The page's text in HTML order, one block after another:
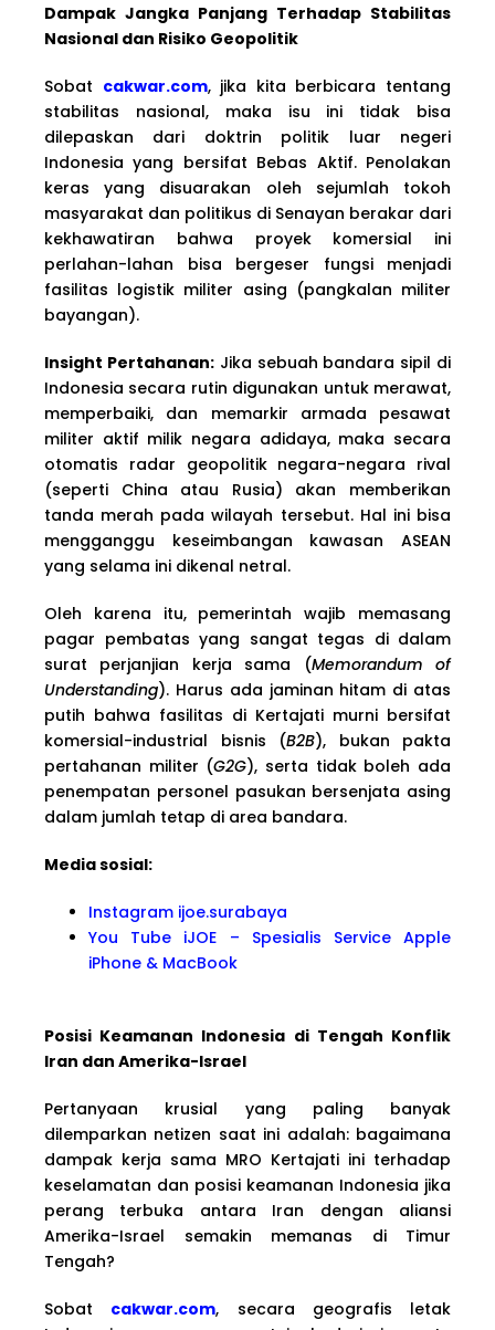
Dampak Jangka Panjang Terhadap Stabilitas
Nasional dan Risiko Geopolitik
Sobat cakwar.com, jika kita berbicara tentang
stabilitas nasional, maka isu ini tidak bisa
dilepaskan dari doktrin politik luar negeri
Indonesia yang bersifat Bebas Aktif. Penolakan
keras yang disuarakan oleh sejumlah tokoh
masyarakat dan politikus di Senayan berakar dari
kekhawatiran bahwa proyek komersial ini
perlahan-lahan bisa bergeser fungsi menjadi
fasilitas logistik militer asing (pangkalan militer
bayangan).
Insight Pertahanan:Jika sebuah bandara sipil di
Indonesia secara rutin digunakan untuk merawat,
memperbaiki, dan memarkir armada pesawat
militer aktif milik negara adidaya, maka secara
otomatis radar geopolitik negara-negara rival
(seperti China atau Rusia) akan memberikan
tanda merah pada wilayah tersebut. Hal ini bisa
mengganggu keseimbangan kawasan ASEAN
yang selama ini dikenal netral.
Oleh karena itu, pemerintah wajib memasang
pagar pembatas yang sangat tegas di dalam
surat perjanjian kerja sama (Memorandum of
Understanding). Harus ada jaminan hitam di atas
putih bahwa fasilitas di Kertajati murni bersifat
komersial-industrial bisnis (B2B), bukan pakta
pertahanan militer (G2G), serta tidak boleh ada
penempatan personel pasukan bersenjata asing
dalam jumlah tetap di area bandara.
Media sosial:
Instagram ijoe.surabaya
You Tube iJOE – Spesialis Service Apple
iPhone & MacBook
Posisi Keamanan Indonesia di Tengah Konflik
Iran dan Amerika-Israel
Pertanyaan krusial yang paling banyak
dilemparkan netizen saat ini adalah: bagaimana
dampak kerja sama MRO Kertajati ini terhadap
keselamatan dan posisi keamanan Indonesia jika
perang terbuka antara Iran dengan aliansi
Amerika-Israel semakin memanas di Timur
Tengah?
Sobat cakwar.com, secara geografis letak